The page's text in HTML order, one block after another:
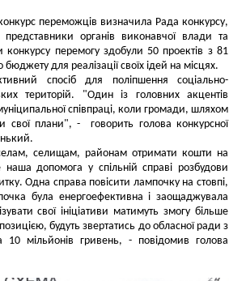
переможців визначила Рада конкурсу,
органів виконавчої влади та
конкурсу перемогу здобули 50 проектів з 81
для реалізації своїх ідей на місцях.
спосіб для поліпшення соціально-
територій. "Один із головних акцентів
співпраці, коли громади, шляхом
свої плани", - говорить голова конкурсної
селищам, районам отримати кошти на
допомога у спільній справі розбудови
Одна справа повісити лампочку на стовпі,
була енергоефективна і заощаджувала
свої ініціативи матимуть змогу більше
будуть звертатись до обласної ради з
мільйонів гривень, - повідомив голова